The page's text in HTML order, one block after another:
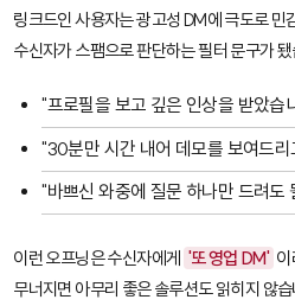
링크드인 사용자는 광고성 DM에 극도로 민
수신자가 스팸으로 판단하는 필터 문구가
"프로필을 보고 깊은 인상을 받았습
"30분만 시간 내어 데모를 보여드
"바쁘신 와중에 질문 하나만 드려도
이런 오프닝은 수신자에게 '또 영업 DM' 이
무너지면 아무리 좋은 솔루션도 읽히지 않